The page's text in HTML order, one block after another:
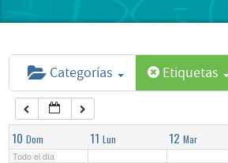
Categorías Etiquetas
10 Dom 11 Lun 12 Mar
Todo el día
6:00 am
7:00 am